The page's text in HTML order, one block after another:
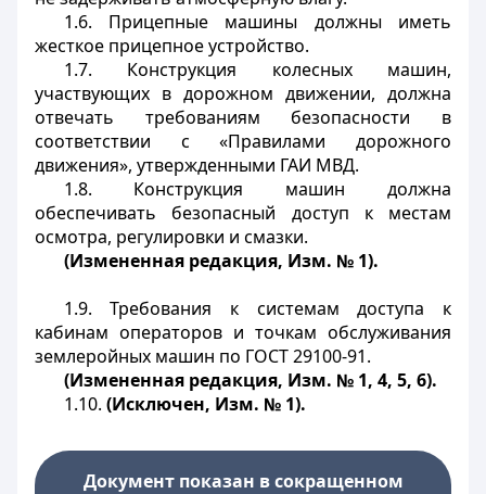
1.6. Прицепные машины должны иметь
жесткое прицепное устройство.
1.7. Конструкция колесных машин,
участвующих в дорожном движении, должна
отвечать требованиям безопасности в
соответствии с «Правилами дорожного
движения», утвержденными ГАИ МВД.
1.8. Конструкция машин должна
обеспечивать безопасный доступ к местам
осмотра, регулировки и смазки.
(Измененная редакция, Изм. № 1).
1.9. Требования к системам доступа к
кабинам операторов и точкам обслуживания
землеройных машин по ГОСТ 29100-91.
(Измененная редакция, Изм. № 1, 4, 5, 6).
1.10. (Исключен, Изм. № 1).
Документ показан в сокращенном